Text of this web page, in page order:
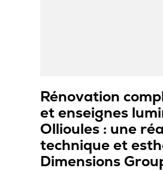
Rénovation
et enseignes
Ollioules : une
technique et
Dimensions